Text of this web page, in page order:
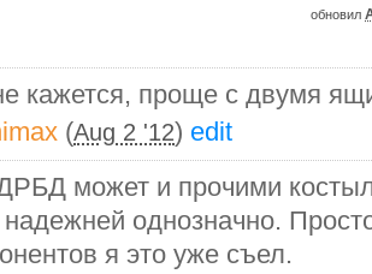
обновил
кажется, проще с двумя
(Aug 2 '12) edit
может и прочими
надежней однозначно.
я это уже съел.